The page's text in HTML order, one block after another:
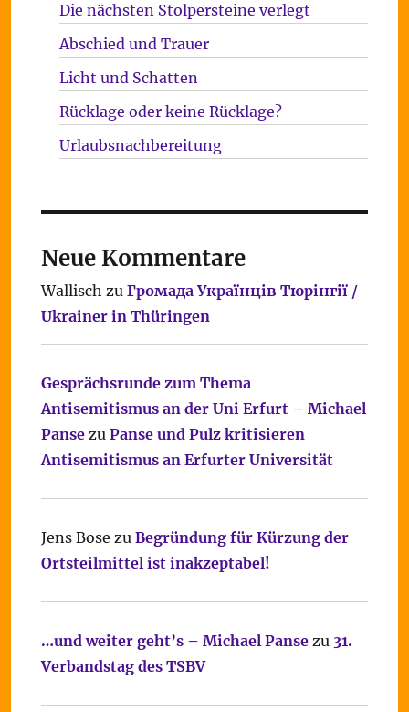
Die nächsten Stolpersteine verlegt
Abschied und Trauer
Licht und Schatten
Rücklage oder keine Rücklage?
Urlaubsnachbereitung
Neue Kommentare
Wallisch zu Громада Українців Тюрінгії /
Ukrainer in Thüringen
Gesprächsrunde zum Thema
Antisemitismus an der Uni Erfurt – Michael
Pansezu Panse und Pulz kritisieren
Antisemitismus an Erfurter Universität
Jens Bose zu Begründung für Kürzung der
Ortsteilmittel ist inakzeptabel!
…und weiter geht’s – Michael Pansezu 31.
Verbandstag des TSBV